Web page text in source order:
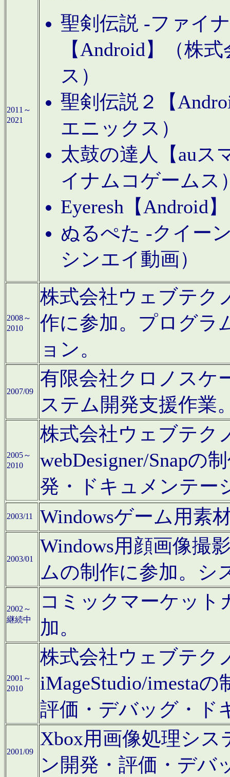
2011～
2021
聖剣伝説 -ファイ
【Android】（株
ス）
聖剣伝説２【
エニックス）
太鼓の達人【auス
イナムコゲームス
Eyeresh【Android
ぬるぺた -クイー
シンエイ動画）
2008～
2010
株式会社ウェブテク
作に参加。プログラ
ョン。
2007/09
有限会社クロノスケ
ステム開発支援作業
2005～
2010
株式会社ウェブテク
webDesigner/Snapの
発・ドキュメンテー
2003/11 Windowsゲーム用素
2003/01
Windows用顔画像撮
ムの制作に参加。シ
2002～
継続中
コミックマーケット
加。
2001～
2010
株式会社ウェブテク
iMageStudio/imesta
評価・デバッグ・ド
2001/09
Xbox用画像処理シ
ン開発・評価・デバ